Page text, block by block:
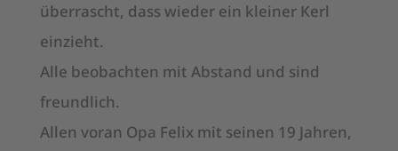
überrascht, dass wieder ein kleiner Kerl
einzieht.
Alle beobachten mit Abstand und sind
freundlich.
Allen voran Opa Felix mit seinen 19 Jahren,